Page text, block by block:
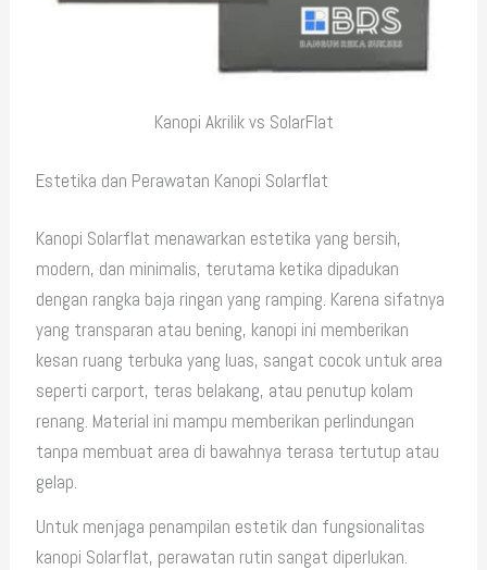
Kanopi Akrilik vs SolarFlat
Estetika dan Perawatan Kanopi Solarflat
Kanopi Solarflat menawarkan estetika yang bersih,
modern, dan minimalis, terutama ketika dipadukan
dengan rangka baja ringan yang ramping. Karena sifatnya
yang transparan atau bening, kanopi ini memberikan
kesan ruang terbuka yang luas, sangat cocok untuk area
seperti carport, teras belakang, atau penutup kolam
renang. Material ini mampu memberikan perlindungan
tanpa membuat area di bawahnya terasa tertutup atau
gelap.
Untuk menjaga penampilan estetik dan fungsionalitas
kanopi Solarflat, perawatan rutin sangat diperlukan.